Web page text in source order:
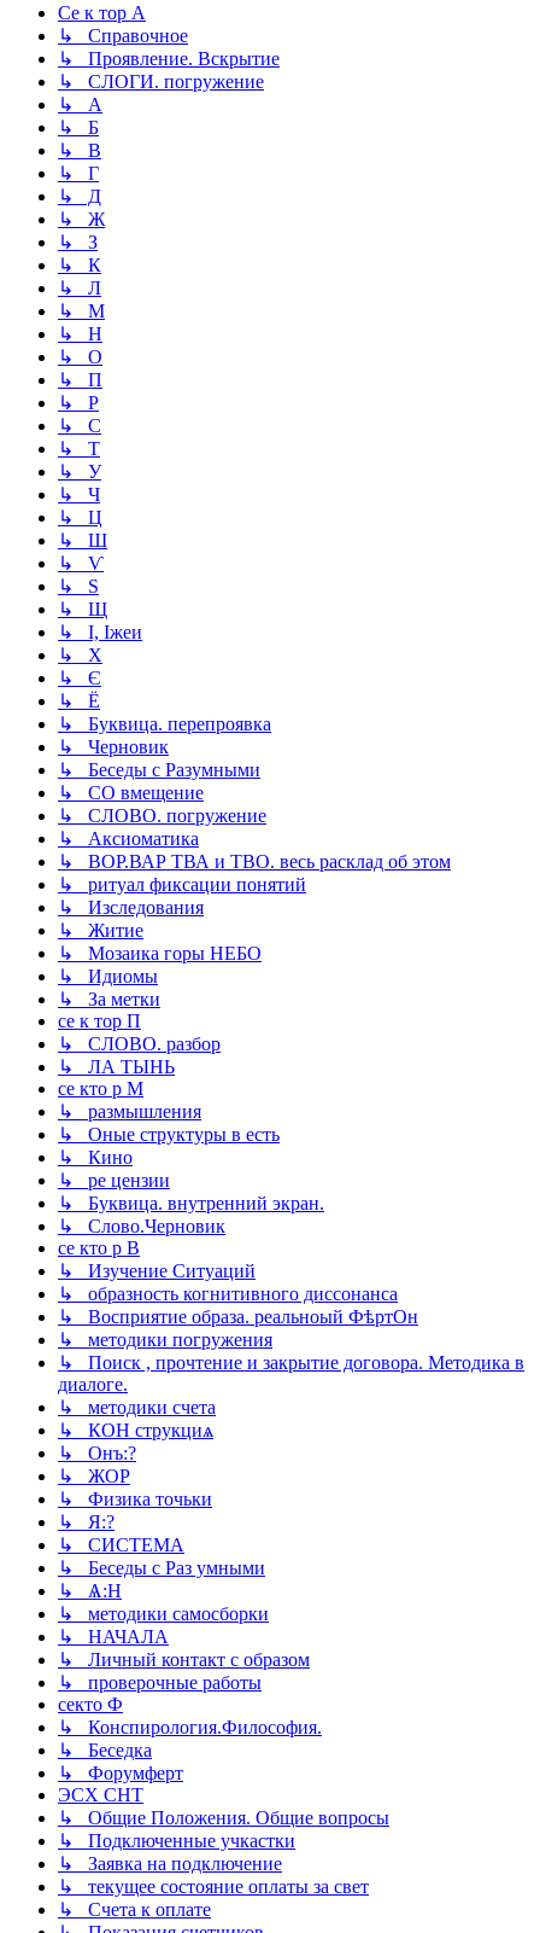
Се к тор А
↳ Справочное
↳ Проявление. Вскрытие
↳ СЛОГИ. погружение
↳ А
↳ Б
↳ В
↳ Г
↳ Д
↳ Ж
↳ З
↳ К
↳ Л
↳ М
↳ Н
↳ О
↳ П
↳ Р
↳ С
↳ Т
↳ У
↳ Ч
↳ Ц
↳ Ш
↳ Ѵ
↳ Ѕ
↳ Щ
↳ І, Іжеи
↳ Х
↳ Є
↳ Ё
↳ Буквица. перепроявка
↳ Черновик
↳ Беседы с Разумными
↳ СО вмещение
↳ СЛОВО. погружение
↳ Аксиоматика
↳ ВОР.ВАР ТВА и ТВО. весь расклад об этом
↳ ритуал фиксации понятий
↳ Изследования
↳ Житие
↳ Мозаика горы НЕБО
↳ Идиомы
↳ За метки
се к тор П
↳ СЛОВО. разбор
↳ ЛА ТЫНЬ
се кто р М
↳ размышления
↳ Оные структуры в есть
↳ Кино
↳ ре цензии
↳ Буквица. внутренний экран.
↳ Слово.Черновик
се кто р В
↳ Изучение Ситуаций
↳ образность когнитивного диссонанса
↳ Восприятие образа. реальноый ФѣртОн
↳ методики погружения
↳ Поиск , прочтение и закрытие договора. Методика в
диалоге.
↳ методики счета
↳ КОН струкциѧ
↳ Онъ:?
↳ ЖОР
↳ Физика точьки
↳ Я:?
↳ СИСТЕМА
↳ Беседы с Раз умными
↳ Ѧ:Н
↳ методики самосборки
↳ НАЧАЛА
↳ Личный контакт с образом
↳ проверочные работы
секто Ф
↳ Конспирология.Философия.
↳ Беседка
↳ Форумферт
ЭСХ СНТ
↳ Общие Положения. Общие вопросы
↳ Подключенные учкастки
↳ Заявка на подключение
↳ текущее состояние оплаты за свет
↳ Счета к оплате